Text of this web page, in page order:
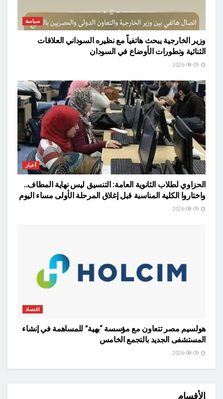
سياسة
وزير الخارجية يبحث هاتفياً مع نظيره السوداني العلاقات
الثنائية وتطورات الأوضاع في السودان
أخبار
الحزاوي لطلاب الثانوية العامة: التنسيق ليس نهاية المطاف..
واختاروا الكلية المناسبة قبل إغلاق المرحلة الأولى مساء اليوم
اقتصاد
هولسيم مصر تتعاون مع مؤسسة “بهية” للمساهمة في إنشاء
المستشفى الجديد بالتجمع الخامس
الأقسام